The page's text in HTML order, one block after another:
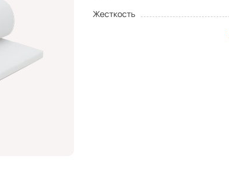
Жесткость